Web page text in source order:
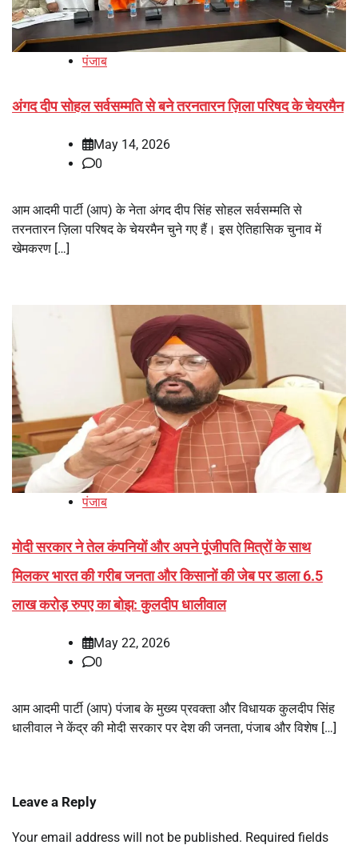
पंजाब
अंगद दीप सोहल सर्वसम्मति से बने तरनतारन ज़िला परिषद के चेयरमैन
May 14, 2026
0
आम आदमी पार्टी (आप) के नेता अंगद दीप सिंह सोहल सर्वसम्मति से
तरनतारन ज़िला परिषद के चेयरमैन चुने गए हैं। इस ऐतिहासिक चुनाव में
खेमकरण […]
पंजाब
मोदी सरकार ने तेल कंपनियों और अपने पूंजीपति मित्रों के साथ
मिलकर भारत की गरीब जनता और किसानों की जेब पर डाला 6.5
लाख करोड़ रुपए का बोझ: कुलदीप धालीवाल
May 22, 2026
0
आम आदमी पार्टी (आप) पंजाब के मुख्य प्रवक्ता और विधायक कुलदीप सिंह
धालीवाल ने केंद्र की मोदी सरकार पर देश की जनता, पंजाब और विशेष […]
Leave a Reply
Your email address will not be published. Required fields